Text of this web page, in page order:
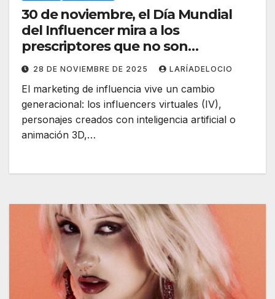
30 de noviembre, el Día Mundial
del Influencer mira a los
prescriptores que no son
humanos
28 DE NOVIEMBRE DE 2025 LARÍADELOCIO
El marketing de influencia vive un cambio
generacional: los influencers virtuales (IV),
personajes creados con inteligencia artificial o
animación 3D,…